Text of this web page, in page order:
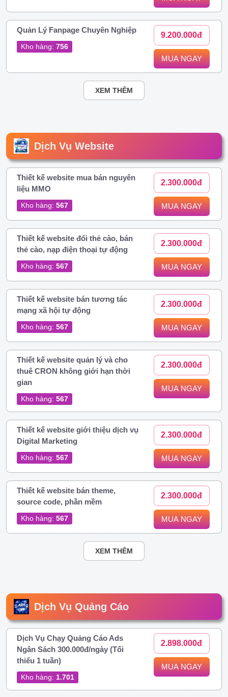
Quản Lý Fanpage Chuyên Nghiệp
Kho hàng: 756
9.200.000đ
MUA NGAY
XEM THÊM
Dịch Vụ Website
Thiết kế website mua bán nguyên
liệu MMO
Kho hàng: 567
2.300.000đ
MUA NGAY
Thiết kế website đổi thẻ cào, bán
thẻ cào, nạp điện thoại tự động
Kho hàng: 567
2.300.000đ
MUA NGAY
Thiết kế website bán tương tác
mạng xã hội tự động
Kho hàng: 567
2.300.000đ
MUA NGAY
Thiết kế website quản lý và cho
thuê CRON không giới hạn thời
gian
Kho hàng: 567
2.300.000đ
MUA NGAY
Thiết kế website giới thiệu dịch vụ
Digital Marketing
Kho hàng: 567
2.300.000đ
MUA NGAY
Thiết kế website bán theme,
source code, phần mềm
Kho hàng: 567
2.300.000đ
MUA NGAY
XEM THÊM
Dịch Vụ Quảng Cáo
Dịch Vụ Chạy Quảng Cáo Ads
Ngân Sách 300.000đ/ngày (Tối
thiểu 1 tuần)
Kho hàng: 1.701
2.898.000đ
MUA NGAY